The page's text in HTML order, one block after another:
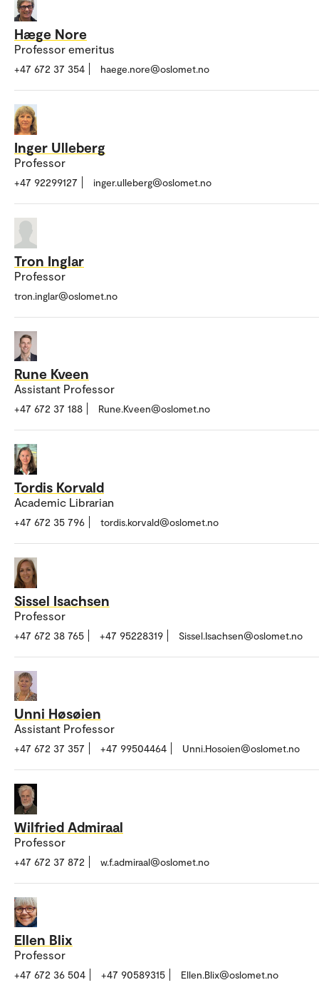
Hæge Nore
Professor emeritus
+47 672 37 354 haege.nore@oslomet.no
Inger Ulleberg
Professor
+47 92299127 inger.ulleberg@oslomet.no
Tron Inglar
Professor
tron.inglar@oslomet.no
Rune Kveen
Assistant Professor
+47 672 37 188 Rune.Kveen@oslomet.no
Tordis Korvald
Academic Librarian
+47 672 35 796 tordis.korvald@oslomet.no
Sissel Isachsen
Professor
+47 672 38 765 +47 95228319 Sissel.Isachsen@oslomet.no
Unni Høsøien
Assistant Professor
+47 672 37 357 +47 99504464 Unni.Hosoien@oslomet.no
Wilfried Admiraal
Professor
+47 672 37 872 w.f.admiraal@oslomet.no
Ellen Blix
Professor
+47 672 36 504 +47 90589315 Ellen.Blix@oslomet.no